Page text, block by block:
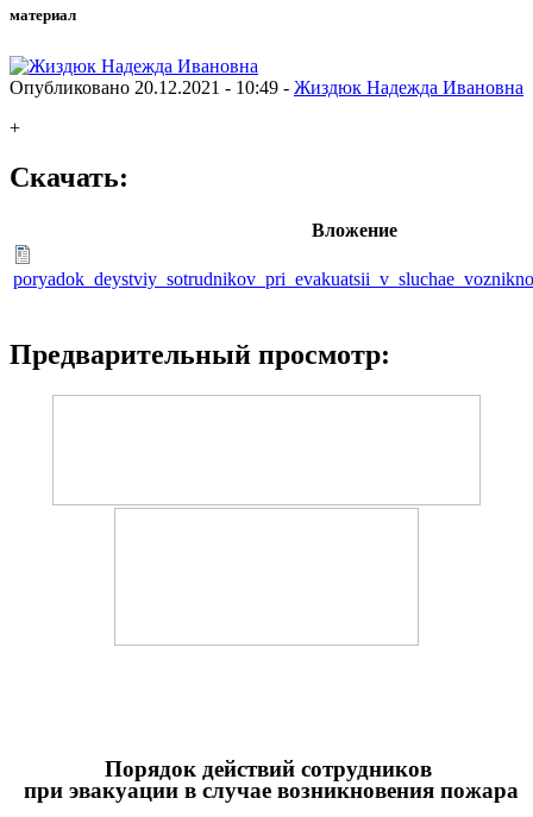
материал
Опубликовано 20.12.2021 - 10:49 - Жиздюк Надежда Ивановна
+
Скачать:
Вложение
Предварительный просмотр:
Порядок действий сотрудников
при эвакуации в случае возникновения пожара